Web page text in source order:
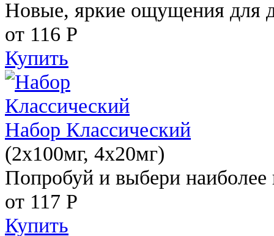
Новые, яркие ощущения для
от 116 Р
Купить
Набор Классический
(2x100мг, 4x20мг)
Попробуй и выбери наиболее
от 117 Р
Купить